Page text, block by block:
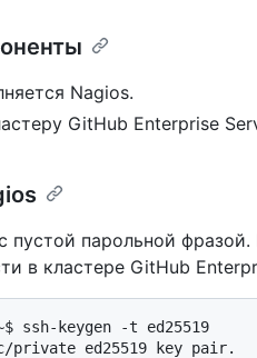
Nagios.
GitHub Enterprise
пустой парольной фразой.
в кластере GitHub
private ed25519 key pair.